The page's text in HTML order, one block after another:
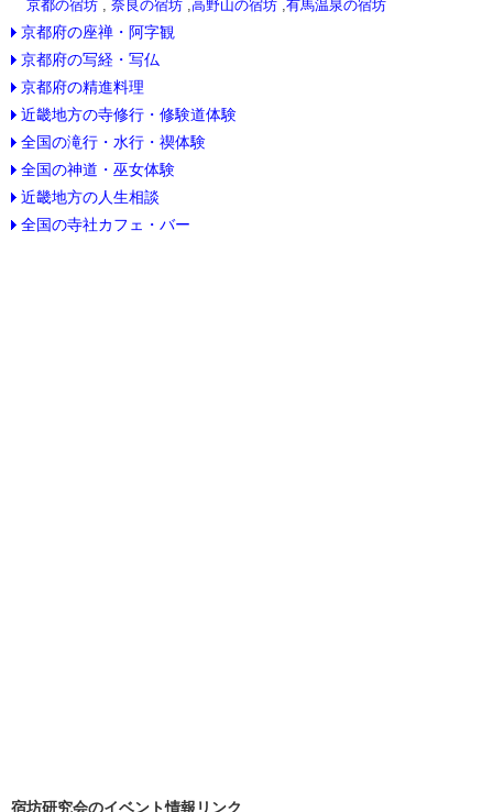
京都の宿坊 奈良の宿坊 高野山の宿坊 有馬温泉の宿坊
京都府の座禅・阿字観
京都府の写経・写仏
京都府の精進料理
近畿地方の寺修行・修験道体験
全国の滝行・水行・禊体験
全国の神道・巫女体験
近畿地方の人生相談
全国の寺社カフェ・バー
宿坊研究会のイベント情報リンク